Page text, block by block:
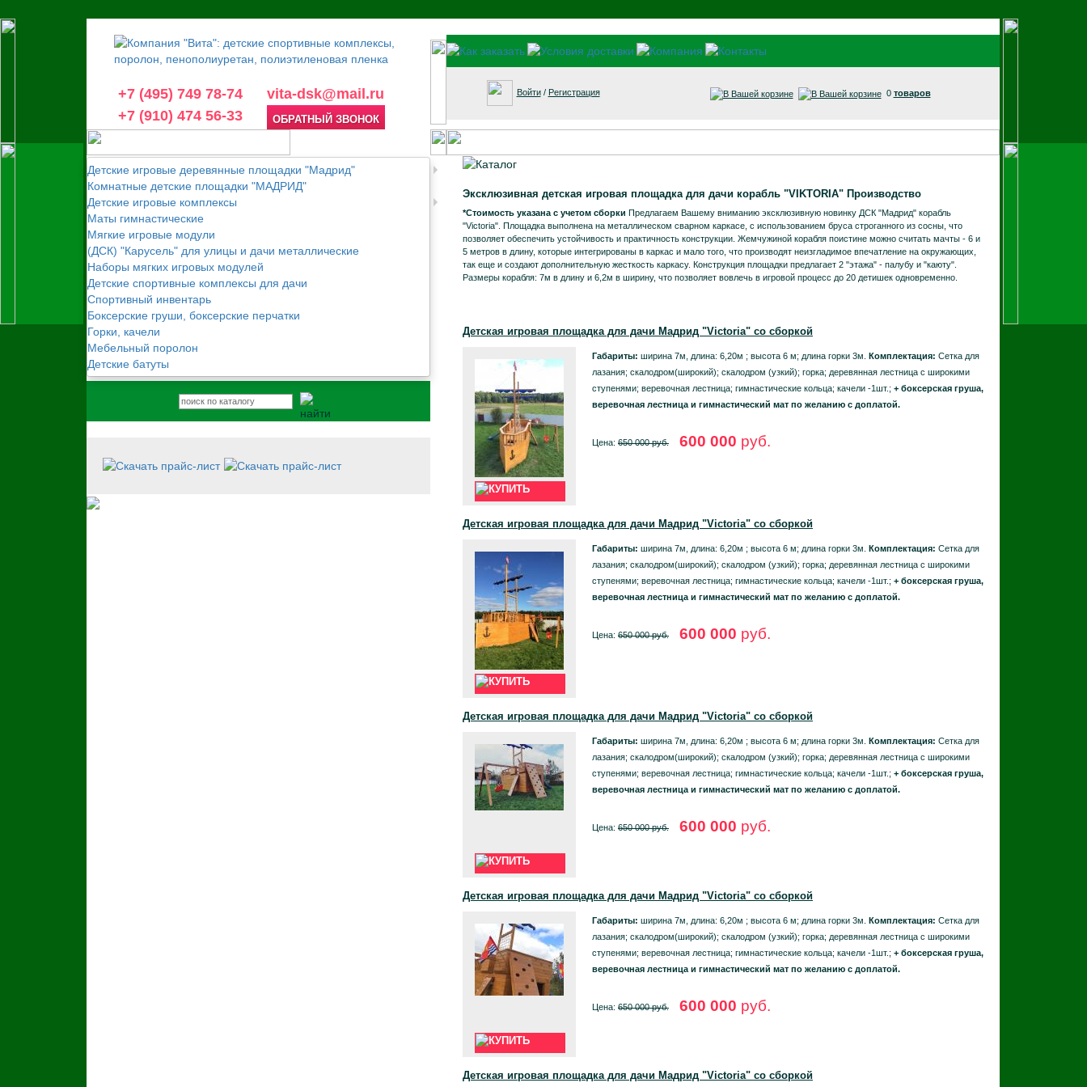
+7 (495) 749 78-74
vita-dsk@mail.ru
+7 (910) 474 56-33
ОБРАТНЫЙ ЗВОНОК
Войти/ Регистрация 0 товаров
Детские игровые деревянные площадки "Мадрид"
Комнатные детские площадки "МАДРИД"
Детские игровые комплексы
Маты гимнастические
Мягкие игровые модули
(ДСК) "Карусель" для улицы и дачи металлические
Наборы мягких игровых модулей
Детские спортивные комплексы для дачи
Спортивный инвентарь
Боксерские груши, боксерские перчатки
Горки, качели
Мебельный поролон
Детские батуты
Эксклюзивная детская игровая площадка для дачи корабль "VIKTORIA" Производство
*Стоимость указана с учетом сборки Предлагаем Вашему вниманию эксклюзивную новинку ДСК "Мадрид" корабль
"Victoria". Площадка выполнена на металлическом сварном каркасе, с использованием бруса строганного из сосны, что
позволяет обеспечить устойчивость и практичность конструкции. Жемчужиной корабля поистине можно считать мачты - 6 и
5 метров в длину, которые интегрированы в каркас и мало того, что производят неизгладимое впечатление на окружающих,
так еще и создают дополнительную жесткость каркасу. Конструкция площадки предлагает 2 "этажа" - палубу и "каюту".
Размеры корабля: 7м в длину и 6,2м в ширину, что позволяет вовлечь в игровой процесс до 20 детишек одновременно.
Детская игровая площадка для дачи Мадрид "Victoria" со сборкой
Габариты: ширина 7м, длина: 6,20м ; высота 6 м; длина горки 3м. Комплектация: Сетка для
лазания; скалодром(широкий); скалодром (узкий); горка; деревянная лестница с широкими
ступенями; веревочная лестница; гимнастические кольца; качели -1шт.; + боксерская груша,
веревочная лестница и гимнастический мат по желанию с доплатой.
Цена: 650 000 руб. 600 000 руб.
Детская игровая площадка для дачи Мадрид "Victoria" со сборкой
Габариты: ширина 7м, длина: 6,20м ; высота 6 м; длина горки 3м. Комплектация: Сетка для
лазания; скалодром(широкий); скалодром (узкий); горка; деревянная лестница с широкими
ступенями; веревочная лестница; гимнастические кольца; качели -1шт.; + боксерская груша,
веревочная лестница и гимнастический мат по желанию с доплатой.
Цена: 650 000 руб. 600 000 руб.
Детская игровая площадка для дачи Мадрид "Victoria" со сборкой
Габариты: ширина 7м, длина: 6,20м ; высота 6 м; длина горки 3м. Комплектация: Сетка для
лазания; скалодром(широкий); скалодром (узкий); горка; деревянная лестница с широкими
ступенями; веревочная лестница; гимнастические кольца; качели -1шт.; + боксерская груша,
веревочная лестница и гимнастический мат по желанию с доплатой.
Цена: 650 000 руб. 600 000 руб.
Детская игровая площадка для дачи Мадрид "Victoria" со сборкой
Габариты: ширина 7м, длина: 6,20м ; высота 6 м; длина горки 3м. Комплектация: Сетка для
лазания; скалодром(широкий); скалодром (узкий); горка; деревянная лестница с широкими
ступенями; веревочная лестница; гимнастические кольца; качели -1шт.; + боксерская груша,
веревочная лестница и гимнастический мат по желанию с доплатой.
Цена: 650 000 руб. 600 000 руб.
Детская игровая площадка для дачи Мадрид "Victoria" со сборкой